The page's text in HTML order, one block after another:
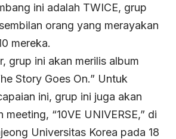
ini adalah TWICE, grup
orang yang merayakan
mereka.
grup ini akan merilis album
Story Goes On.” Untuk
ini, grup ini juga akan
“10VE UNIVERSE,” di
Universitas Korea pada 18